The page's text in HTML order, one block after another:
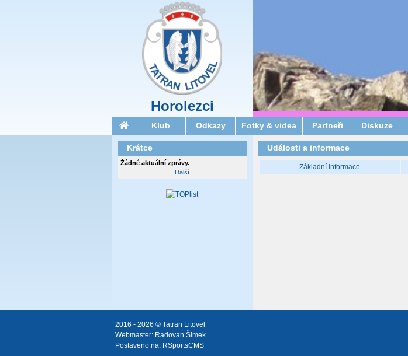
Horolezci
Klub Odkazy Fotky & videa Partneři Diskuze
Události a informace
Základní informace
Krátce
Žádné aktuální zprávy.
Další
2016 - 2026 © Tatran Litovel
Webmaster: Radovan Šimek
Postaveno na: RSportsCMS